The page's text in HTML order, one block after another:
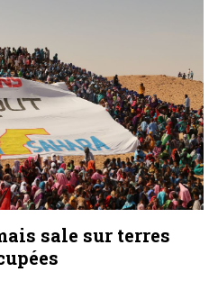
sale sur terres